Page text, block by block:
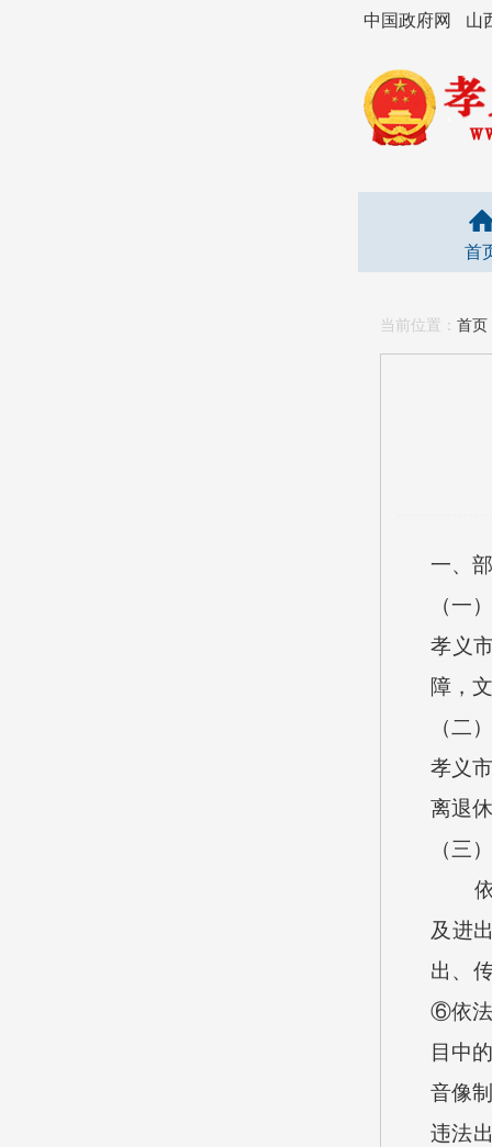
中国政府网 山
首
当前位置： 首页
一、
（一
孝义
障，
（二
孝义
离退
（三
及进
出、
⑥依法
目中
音像
违法